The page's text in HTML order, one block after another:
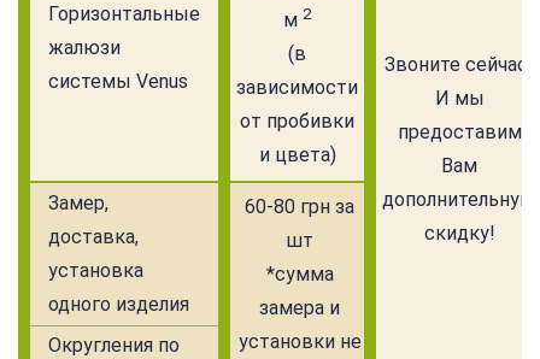
Звоните сейчас!
И мы
предоставим
Вам
дополнительную
скидку!
Горизонтальные
жалюзи
системы Venus
м 2
(в
зависимости
от пробивки
и цвета)
Замер,
доставка,
установка
одного изделия
60-80 грн за
шт
*сумма
замера и
установки не
Округления по